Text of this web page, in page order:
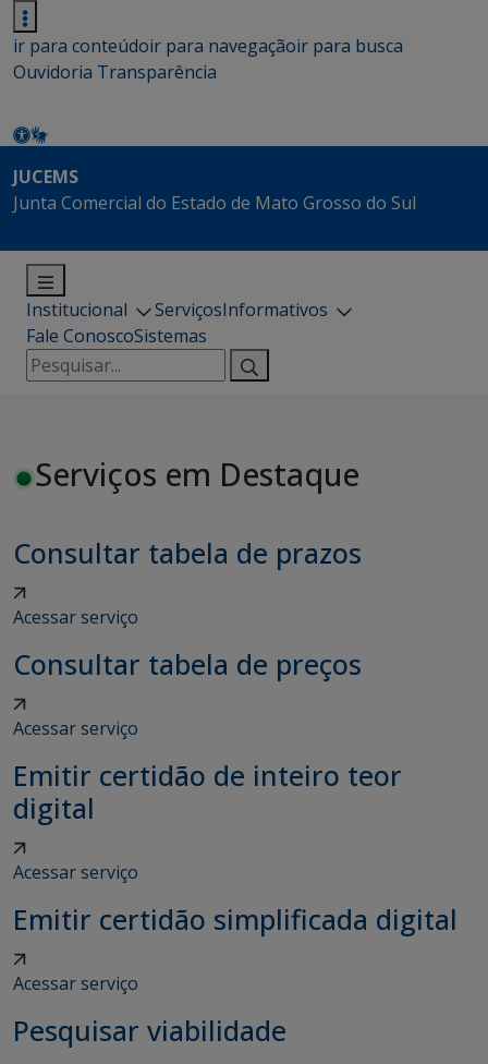
ir para conteúdoir para navegaçãoir para busca
Ouvidoria Transparência
JUCEMS
Junta Comercial do Estado de Mato Grosso do Sul
Institucional ServiçosInformativos
Fale ConoscoSistemas
Pesquisar
por:
Serviços em Destaque
Consultar tabela de prazos
Acessar serviço
Consultar tabela de preços
Acessar serviço
Emitir certidão de inteiro teor
digital
Acessar serviço
Emitir certidão simplificada digital
Acessar serviço
Pesquisar viabilidade